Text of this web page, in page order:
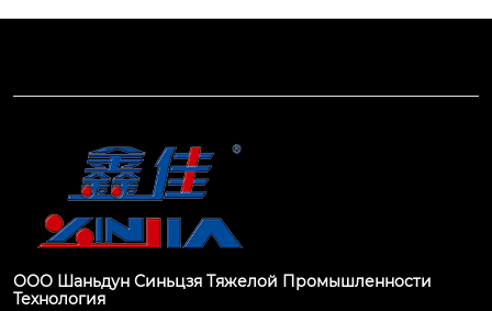
ООО Шаньдун Синьцзя Тяжелой Промышленности
Технология